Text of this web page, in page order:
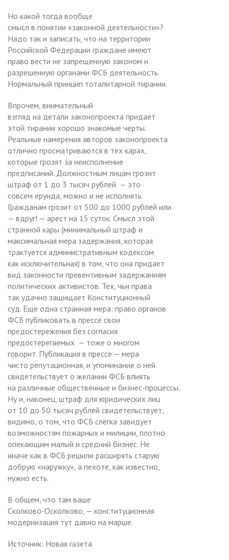
Но какой тогда вообще
смысл в понятии «законной деятельности»?
Надо так и записать, что на территории
Российской Федерации граждане имеют
право вести не запрещенную законом и
разрешенную органами ФСБ деятельность.
Нормальный принцип тоталитарной тирании.
Впрочем, внимательный
взгляд на детали законопроекта придает
этой тирании хорошо знакомые черты.
Реальные намерения авторов законопроекта
отлично просматриваются в тех карах,
которые грозят за неисполнение
предписаний. Должностным лицам грозит
штраф от 1 до 3 тысяч рублей — это
совсем ерунда, можно и не исполнять.
Гражданам грозит от 500 до 1000 рублей или
— вдруг! — арест на 15 суток. Смысл этой
странной кары (минимальный штраф и
максимальная мера задержания, которая
трактуется административным кодексом
как исключительная) в том, что она придает
вид законности превентивным задержаниям
политических активистов. Тех, чьи права
так удачно защищает Конституционный
суд. Еще одна странная мера: право органов
ФСБ публиковать в прессе свои
предостережения без согласия
предостерегаемых — тоже о многом
говорит. Публикация в прессе — мера
чисто репутационная, и упоминание о ней
свидетельствует о желании ФСБ влиять
на различные общественные и бизнес-процессы.
Ну и, наконец, штраф для юридических лиц
от 10 до 50 тысяч рублей свидетельствует,
видимо, о том, что ФСБ слегка завидует
возможностям пожарных и милиции, плотно
опекающим малый и средний бизнес. Не
иначе как в ФСБ решили расширять старую
добрую «наружку», а пехоте, как известно,
нужно есть.
В общем, что там ваше
Сколково-Осколково, — конституционная
модернизация тут давно на марше.
Источник: Новая газета